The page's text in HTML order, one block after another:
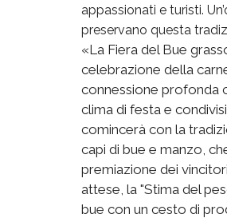
appassionati e turisti.
preservano questa
«La Fiera del Bue
celebrazione della
connessione profonda
clima di festa e
comincerà con la
capi di bue e manzo,
premiazione dei
attese, la "Stima del
bue con un cesto di